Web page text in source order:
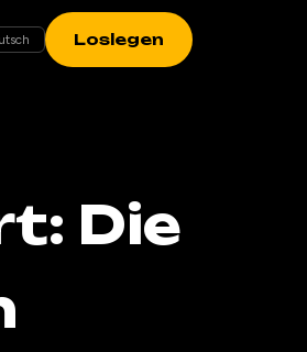
Loslegen
Die